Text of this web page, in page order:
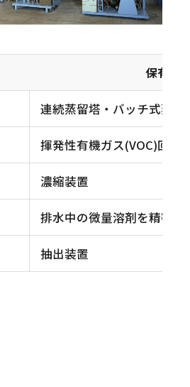
保有テ
連続蒸留塔・バッチ式蒸留
揮発性有機ガス(VOC)回収
濃縮装置
排水中の微量溶剤を精密
抽出装置